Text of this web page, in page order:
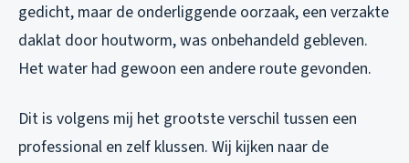
gedicht, maar de onderliggende oorzaak, een verzakte
daklat door houtworm, was onbehandeld gebleven.
Het water had gewoon een andere route gevonden.
Dit is volgens mij het grootste verschil tussen een
professional en zelf klussen. Wij kijken naar de